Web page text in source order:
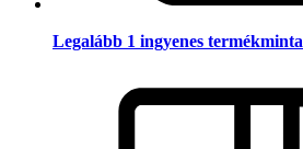
Legalább 1 ingyenes termékminta